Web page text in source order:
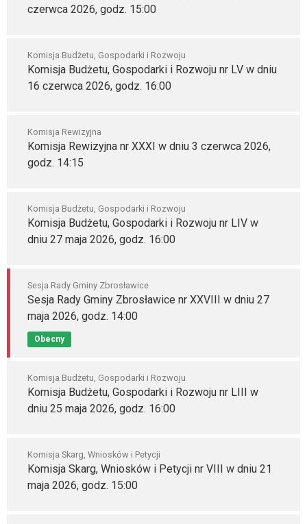
czerwca 2026, godz. 15:00
Komisja Budżetu, Gospodarki i Rozwoju
Komisja Budżetu, Gospodarki i Rozwoju nr LV w dniu
16 czerwca 2026, godz. 16:00
Komisja Rewizyjna
Komisja Rewizyjna nr XXXI w dniu 3 czerwca 2026,
godz. 14:15
Komisja Budżetu, Gospodarki i Rozwoju
Komisja Budżetu, Gospodarki i Rozwoju nr LIV w
dniu 27 maja 2026, godz. 16:00
Sesja Rady Gminy Zbrosławice
Sesja Rady Gminy Zbrosławice nr XXVIII w dniu 27
maja 2026, godz. 14:00
Obecny
Komisja Budżetu, Gospodarki i Rozwoju
Komisja Budżetu, Gospodarki i Rozwoju nr LIII w
dniu 25 maja 2026, godz. 16:00
Komisja Skarg, Wniosków i Petycji
Komisja Skarg, Wniosków i Petycji nr VIII w dniu 21
maja 2026, godz. 15:00